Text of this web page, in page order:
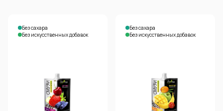
Без сахара
Без искусственных добавок
Без сахара
Без искусственных добавок